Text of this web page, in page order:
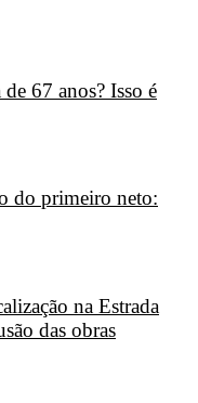
67 anos? Isso é
do primeiro neto:
na Estrada
das obras